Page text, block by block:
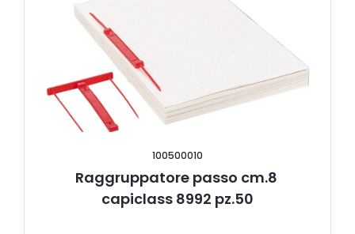
100500010
Raggruppatore passo cm.8
capiclass 8992 pz.50